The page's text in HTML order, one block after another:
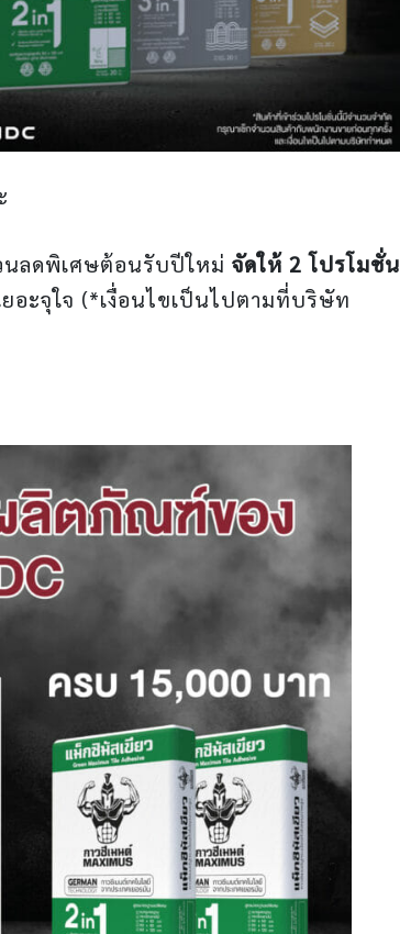
นลดพิเศษต้อนรับปีใหม่ จัดให้ 2 โปรโมชั่น
อะจุใจ (*เงื่อนไขเป็นไปตามที่บริษัท